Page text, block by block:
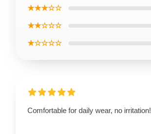
★★★☆☆
★★☆☆☆
★☆☆☆☆
Comfortable for daily wear, no irritation!